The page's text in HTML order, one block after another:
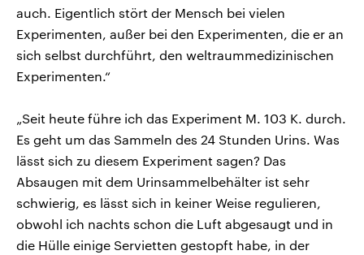
auch. Eigentlich stört der Mensch bei vielen
Experimenten, außer bei den Experimenten, die er an
sich selbst durchführt, den weltraummedizinischen
Experimenten.“
„Seit heute führe ich das Experiment M. 103 K. durch.
Es geht um das Sammeln des 24 Stunden Urins. Was
lässt sich zu diesem Experiment sagen? Das
Absaugen mit dem Urinsammelbehälter ist sehr
schwierig, es lässt sich in keiner Weise regulieren,
obwohl ich nachts schon die Luft abgesaugt und in
die Hülle einige Servietten gestopft habe, in der